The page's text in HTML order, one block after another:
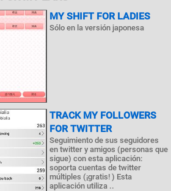
MY SHIFT FOR LADIES
Sólo en la versión japonesa
TRACK MY FOLLOWERS
FOR TWITTER
Seguimiento de sus seguidores
en twitter y amigos (personas que
sigue) con esta aplicación:
soporta cuentas de twitter
múltiples (¡gratis! ) Esta
aplicación utiliza ..